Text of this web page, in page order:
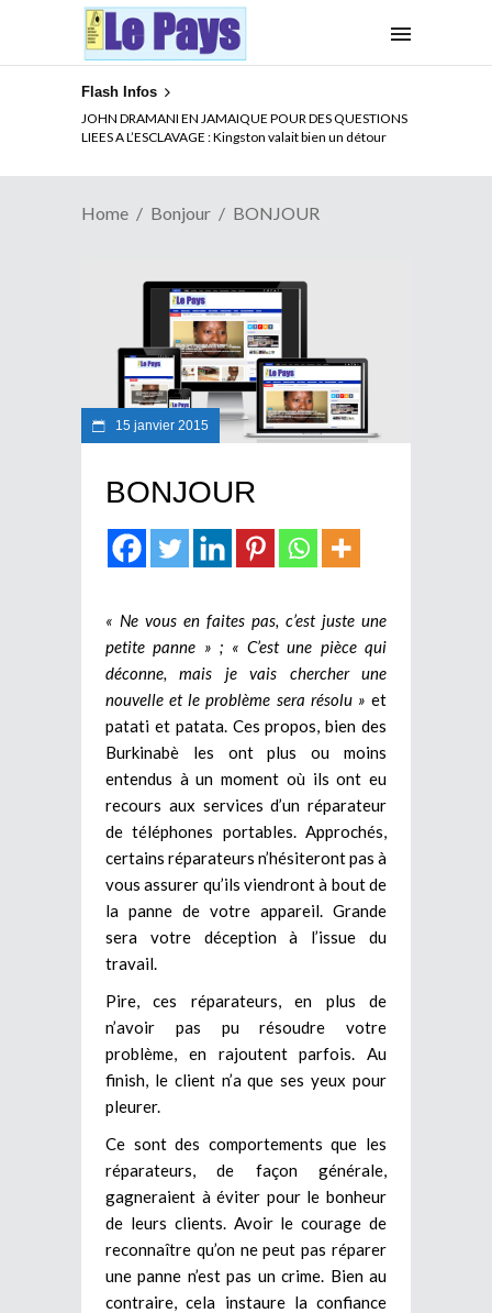
Flash Infos
JOHN DRAMANI EN JAMAIQUE POUR DES QUESTIONS
LIEES A L’ESCLAVAGE : Kingston valait bien un détour
Home Bonjour BONJOUR
15 janvier 2015
BONJOUR
« Ne vous en faites pas, c’est juste une
petite panne » ; « C’est une pièce qui
déconne, mais je vais chercher une
nouvelle et le problème sera résolu » et
patati et patata. Ces propos, bien des
Burkinabè les ont plus ou moins
entendus à un moment où ils ont eu
recours aux services d’un réparateur
de téléphones portables. Approchés,
certains réparateurs n’hésiteront pas à
vous assurer qu’ils viendront à bout de
la panne de votre appareil. Grande
sera votre déception à l’issue du
travail.
Pire, ces réparateurs, en plus de
n’avoir pas pu résoudre votre
problème, en rajoutent parfois. Au
finish, le client n’a que ses yeux pour
pleurer.
Ce sont des comportements que les
réparateurs, de façon générale,
gagneraient à éviter pour le bonheur
de leurs clients. Avoir le courage de
reconnaître qu’on ne peut pas réparer
une panne n’est pas un crime. Bien au
contraire, cela instaure la confiance